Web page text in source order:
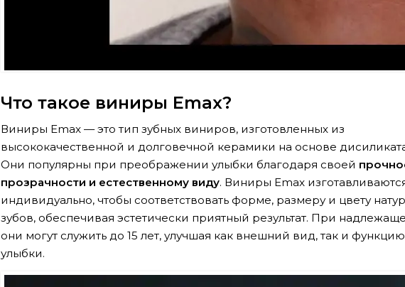
Что такое виниры Emax?
Виниры Emax — это тип зубных виниров, изготовленных из
высококачественной и долговечной керамики на основе
Они популярны при преображении улыбки благодаря своей
прозрачности и естественному виду. Виниры Emax
индивидуально, чтобы соответствовать форме, размеру и цвету
зубов, обеспечивая эстетически приятный результат. При
они могут служить до 15 лет, улучшая как внешний вид, так и
улыбки.